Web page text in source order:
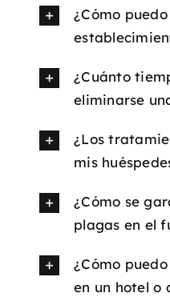
¿Cómo
¿Cuánto
eliminarse
¿Los
mis
¿Cómo se
plagas en el
¿Cómo
en un hotel o